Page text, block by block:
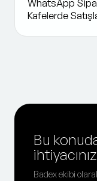
WhatsApp
Kafelerde
Bu
Badex ekibi